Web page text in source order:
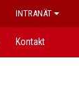
INTRANÄT
Kontakt